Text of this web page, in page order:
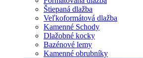
Štiepaná dlažba
Veľkoformátová dlažba
Kamenné Schody
Dlažobné kocky
Bazénové lemy
Kamenné obrubníky